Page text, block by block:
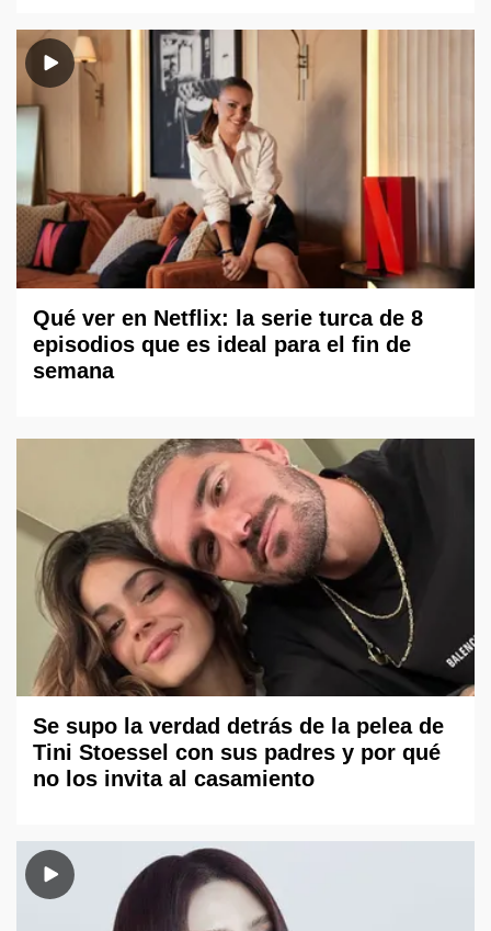
Qué ver en Netflix: la serie turca de 8
episodios que es ideal para el fin de
semana
Se supo la verdad detrás de la pelea de
Tini Stoessel con sus padres y por qué
no los invita al casamiento